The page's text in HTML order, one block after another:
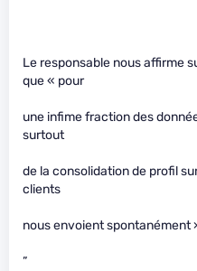
Le responsable nous affirme
que « pour
une infime fraction des
surtout
de la consolidation de profil
clients
nous envoient spontanément
”